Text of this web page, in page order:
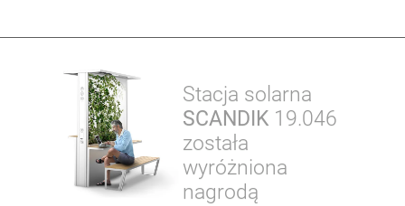
Stacja solarna
SCANDIK 19.046
została
wyróżniona
nagrodą